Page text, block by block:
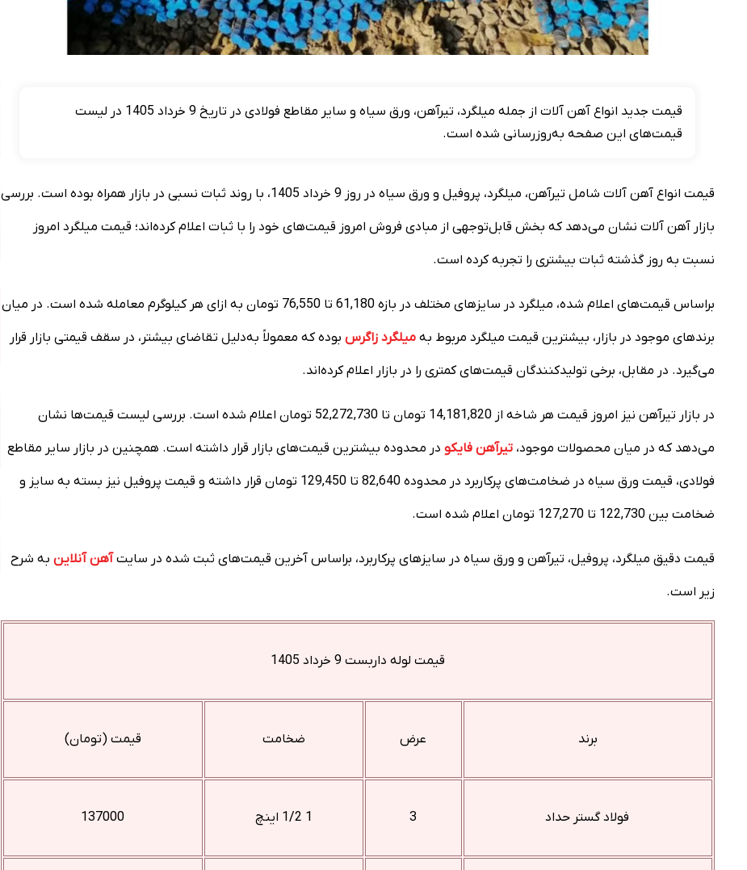
قیمت جدید انواع آهن ‌آلات از جمله میلگرد، تیرآهن، ورق سیاه و سایر مقاطع فولادی در تاریخ 9 خرداد 1405 در لیست
قیمت‌های این صفحه به‌روزرسانی شده است.
قیمت انواع آهن ‌آلات شامل تیرآهن، میلگرد، پروفیل و ورق سیاه در روز 9 خرداد 1405، با روند ثبات نسبی در بازار همراه بوده است. بررسی
بازار آهن آلات نشان می‌دهد که بخش قابل‌توجهی از مبادی فروش امروز قیمت‌های خود را با ثبات اعلام کرده‌اند؛ قیمت میلگرد امروز
نسبت‌ به روز گذشته ثبات بیشتری را تجربه کرده است.
براساس قیمت‌های اعلام شده، میلگرد در سایزهای مختلف در بازه 61,180 تا 76,550 تومان به ازای هر کیلوگرم معامله شده است. در میان
برندهای موجود در بازار، بیشترین قیمت میلگرد مربوط به میلگرد زاگرس بوده که معمولاً به‌دلیل تقاضای بیشتر، در سقف قیمتی بازار قرار
می‌گیرد. در مقابل، برخی تولیدکنندگان قیمت‌های کمتری را در بازار اعلام کرده‌اند.
در بازار تیرآهن نیز امروز قیمت هر شاخه از 14,181,820 تومان تا 52,272,730 تومان اعلام شده است. بررسی لیست قیمت‌ها نشان
می‌دهد که در میان محصولات موجود، تیرآهن فایکو در محدوده بیشترین قیمت‌های بازار قرار داشته است. همچنین در بازار سایر مقاطع
فولادی، قیمت ورق سیاه در ضخامت‌های پرکاربرد در محدوده 82,640 تا 129,450 تومان قرار داشته و قیمت پروفیل نیز بسته به سایز و
ضخامت بین 122,730 تا 127,270 تومان اعلام شده است.
قیمت دقیق میلگرد، پروفیل، تیرآهن و ورق سیاه در سایزهای پرکاربرد، براساس آخرین قیمت‌های ثبت شده در سایتآهن آنلاین به شرح
زیر است.
قیمت لوله داربست 9 خرداد 1405
برند عرض ضخامت قیمت (تومان)
فولاد گستر حداد 3 1 1/2 اینچ 137000